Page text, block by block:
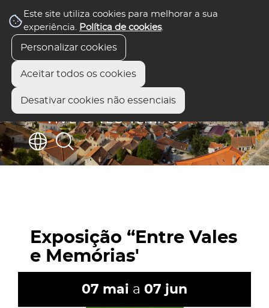
Este site utiliza cookies para melhorar a sua
experiência. Política de cookies.
Personalizar cookies
Aceitar todos os cookies
Desativar cookies não essenciais
Exposição “Entre Vales
e Memórias'
07 mai a 07 jun